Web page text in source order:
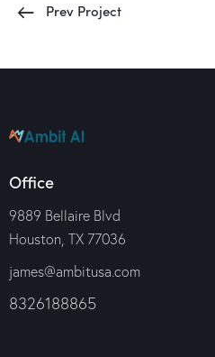
Prev Project
Office
9889 Bellaire Blvd
Houston, TX 77036
james@ambitusa.com
8326188865